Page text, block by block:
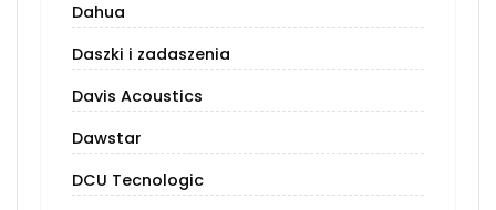
Dahua
Daszki i zadaszenia
Davis Acoustics
Dawstar
DCU Tecnologic